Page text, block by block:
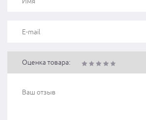
Оценка товара: